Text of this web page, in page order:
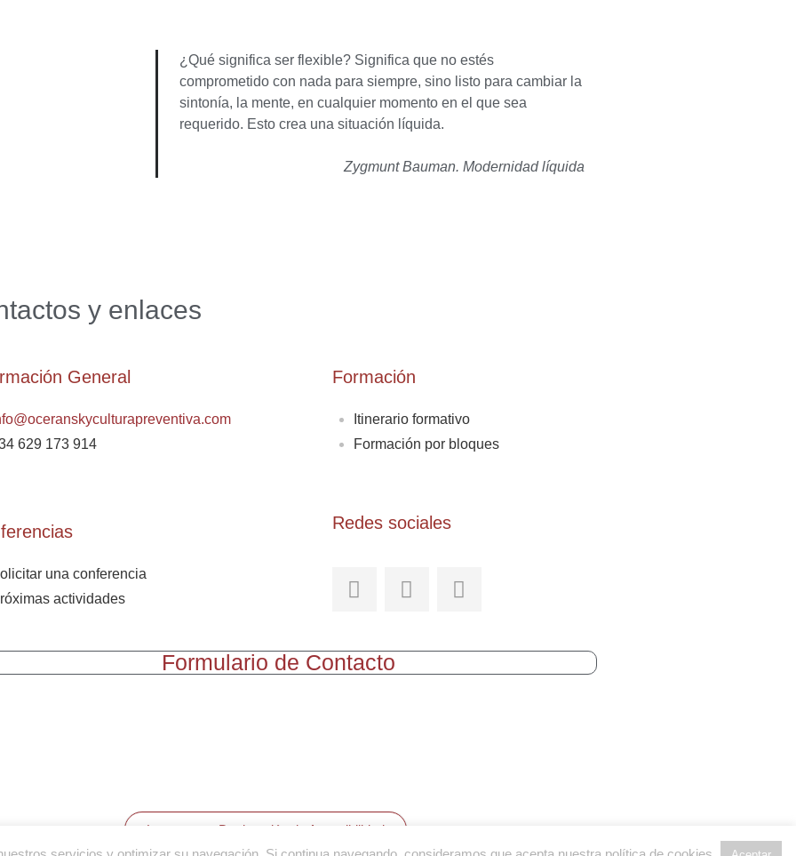
¿Qué significa ser flexible? Significa que no estés
comprometido con nada para siempre, sino listo para cambiar la
sintonía, la mente, en cualquier momento en el que sea
requerido. Esto crea una situación líquida.
Zygmunt Bauman. Modernidad líquida
y enlaces
General
629 173 914
Formación
Itinerario formativo
Formación por bloques
una conferencia
actividades
Redes sociales
Formulario de Contacto
Lee nuestra Declaración de Accesibilidad